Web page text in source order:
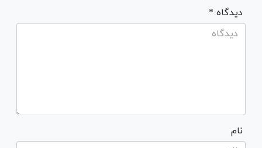
* دیدگاه
نام